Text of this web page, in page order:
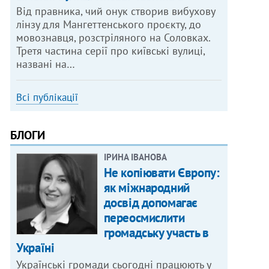
Від правника, чий онук створив вибухову
лінзу для Мангеттенського проєкту, до
мовознавця, розстріляного на Соловках.
Третя частина серії про київські вулиці,
названі на…
Всі публікації
БЛОГИ
ІРИНА ІВАНОВА
Не копіювати Європу:
як міжнародний
досвід допомагає
переосмислити
громадську участь в
Україні
Українські громади сьогодні працюють у